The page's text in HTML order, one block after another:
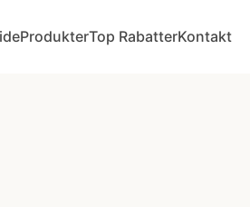
ProdukterTop RabatterKontakt